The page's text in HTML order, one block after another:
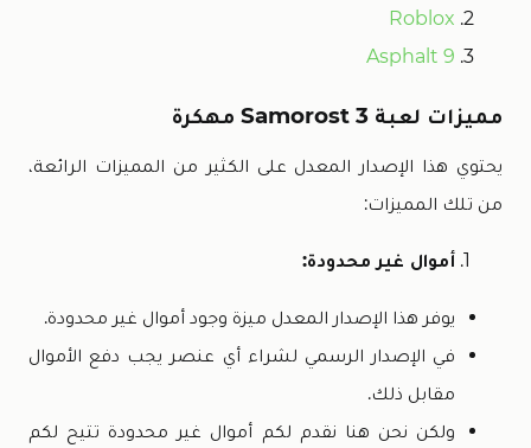
Roblox
Asphalt 9
مميزات لعبة Samorost 3 مهكرة
يحتوي هذا الإصدار المعدل على الكثير من المميزات الرائعة،
من تلك المميزات:
أموال غير محدودة:
يوفر هذا الإصدار المعدل ميزة وجود أموال غير محدودة.
في الإصدار الرسمي لشراء أي عنصر يجب دفع الأموال
مقابل ذلك.
ولكن نحن هنا نقدم لكم أموال غير محدودة تتيح لكم